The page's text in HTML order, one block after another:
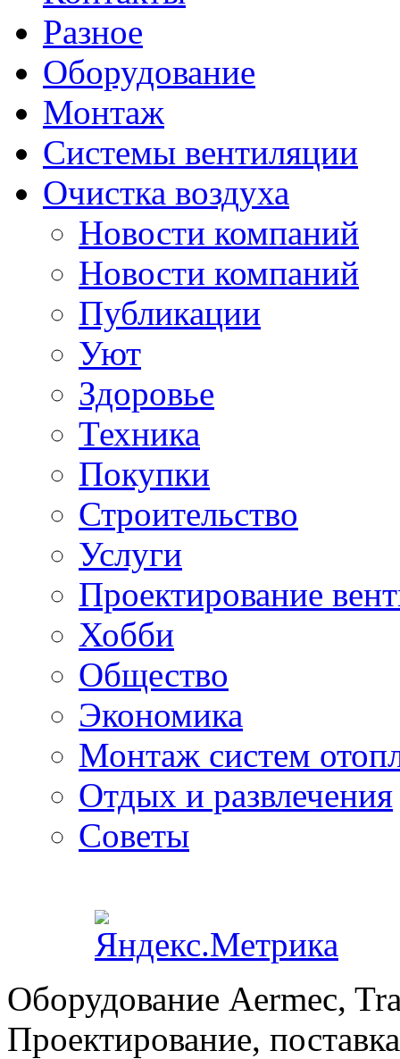
Разное
Оборудование
Монтаж
Системы вентиляции
Очистка воздуха
Новости компаний
Новости компаний
Публикации
Уют
Здоровье
Техника
Покупки
Строительство
Услуги
Проектирование
Хобби
Общество
Экономика
Монтаж систем
Отдых и развлечения
Советы
Оборудование Aermec,
Проектирование,